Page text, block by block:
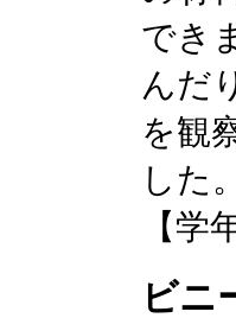
でき
んだ
を観
した。
【学
ビニ